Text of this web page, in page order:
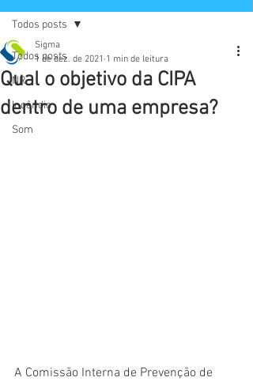
Todos posts
NR
Incêndio
Som
Todos posts
Qual o objetivo da CIPA
dentro de uma empresa?
Sigma
1 de dez. de 2021 1 min de leitura
A Comissão Interna de Prevenção de